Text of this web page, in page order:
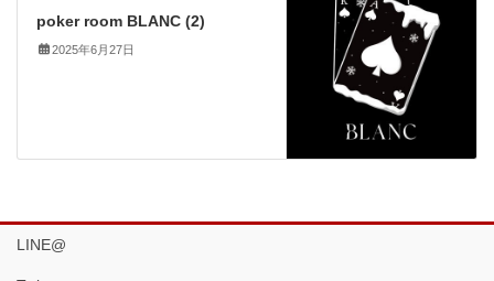
poker room BLANC (2)
2025年6月27日
LINE@